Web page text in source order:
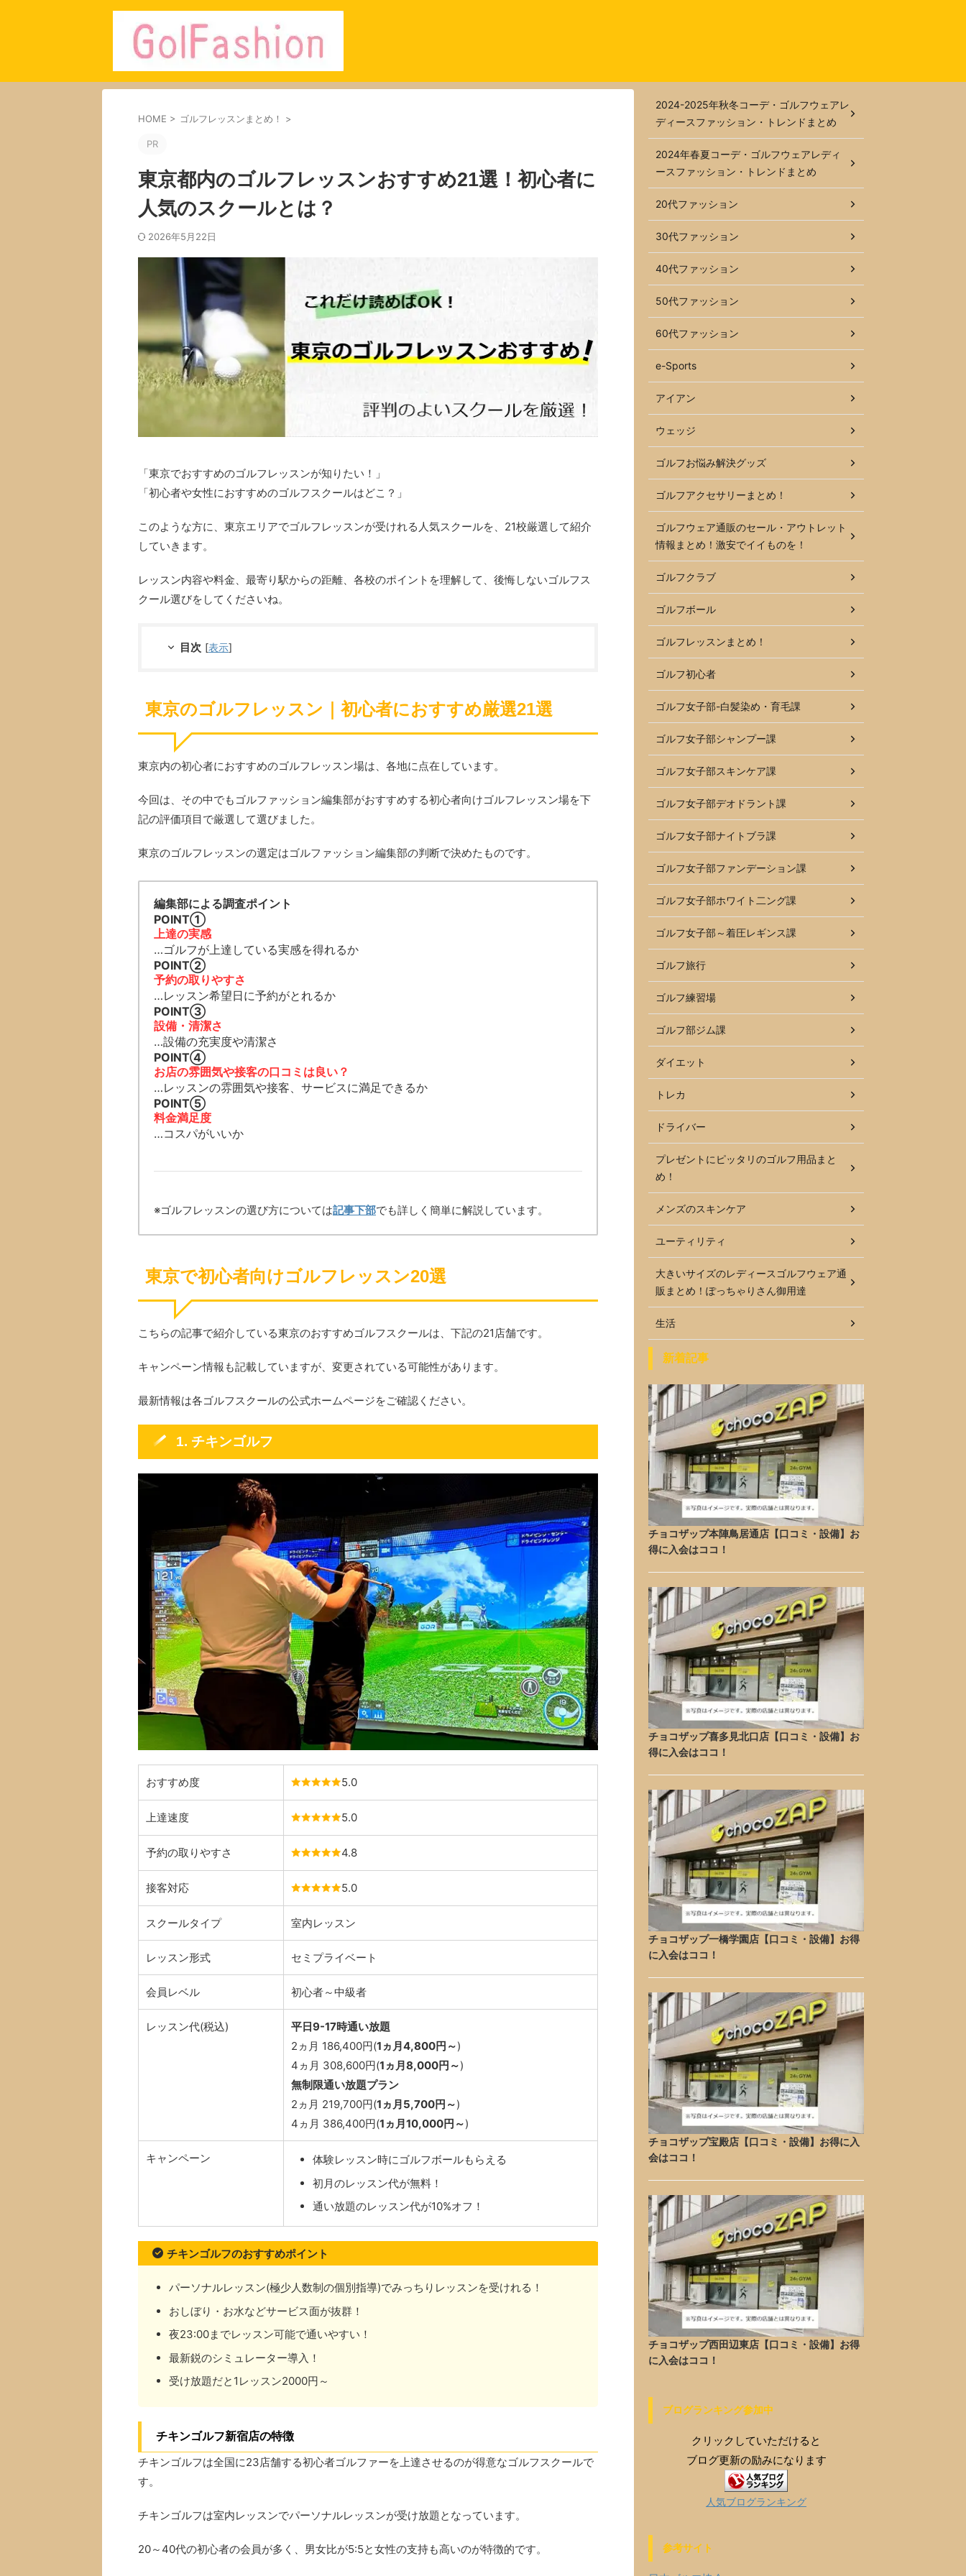
HOME > ゴルフレッスンまとめ！ >
PR
東京都内のゴルフレッスンおすすめ21選！初心者に
人気のスクールとは？
2026年5月22日
「東京でおすすめのゴルフレッスンが知りたい！」
「初心者や女性におすすめのゴルフスクールはどこ？」
このような方に、東京エリアでゴルフレッスンが受けれる人気スクールを、21校厳選して紹介
していきます。
レッスン内容や料金、最寄り駅からの距離、各校のポイントを理解して、後悔しないゴルフス
クール選びをしてくださいね。
目次 [表示]
東京のゴルフレッスン｜初心者におすすめ厳選21選
東京内の初心者におすすめのゴルフレッスン場は、各地に点在しています。
今回は、その中でもゴルファッション編集部がおすすめする初心者向けゴルフレッスン場を下
記の評価項目で厳選して選びました。
東京のゴルフレッスンの選定はゴルファッション編集部の判断で決めたものです。
編集部による調査ポイント
POINT➀
上達の実感
…ゴルフが上達している実感を得れるか
POINT➁
予約の取りやすさ
…レッスン希望日に予約がとれるか
POINT➂
設備・清潔さ
…設備の充実度や清潔さ
POINT④
お店の雰囲気や接客の口コミは良い？
…レッスンの雰囲気や接客、サービスに満足できるか
POINT➄
料金満足度
…コスパがいいか
※ゴルフレッスンの選び方については記事下部でも詳しく簡単に解説しています。
東京で初心者向けゴルフレッスン20選
こちらの記事で紹介している東京のおすすめゴルフスクールは、下記の21店舗です。
キャンペーン情報も記載していますが、変更されている可能性があります。
最新情報は各ゴルフスクールの公式ホームページをご確認ください。
1. チキンゴルフ
おすすめ度 5.0
上達速度 5.0
予約の取りやすさ 4.8
接客対応 5.0
スクールタイプ 室内レッスン
レッスン形式 セミプライベート
会員レベル 初心者～中級者
レッスン代(税込)
平日9-17時通い放題
2ヵ月 186,400円(1ヵ月4,800円～)
4ヵ月 308,600円(1ヵ月8,000円～)
無制限通い放題プラン
2ヵ月 219,700円(1ヵ月5,700円～)
4ヵ月 386,400円(1ヵ月10,000円～)
キャンペーン
体験レッスン時にゴルフボールもらえる
初月のレッスン代が無料！
通い放題のレッスン代が10%オフ！
チキンゴルフのおすすめポイント
パーソナルレッスン(極少人数制の個別指導)でみっちりレッスンを受けれる！
おしぼり・お水などサービス面が抜群！
夜23:00までレッスン可能で通いやすい！
最新鋭のシミュレーター導入！
受け放題だと1レッスン2000円～
チキンゴルフ新宿店の特徴
チキンゴルフは全国に23店舗する初心者ゴルファーを上達させるのが得意なゴルフスクールで
す。
チキンゴルフは室内レッスンでパーソナルレッスンが受け放題となっています。
20～40代の初心者の会員が多く、男女比が5:5と女性の支持も高いのが特徴的です。
2024-2025年秋冬コーデ・ゴルフウェアレ
ディースファッション・トレンドまとめ
2024年春夏コーデ・ゴルフウェアレディ
ースファッション・トレンドまとめ
20代ファッション
30代ファッション
40代ファッション
50代ファッション
60代ファッション
e-Sports
アイアン
ウェッジ
ゴルフお悩み解決グッズ
ゴルフアクセサリーまとめ！
ゴルフウェア通販のセール・アウトレット
情報まとめ！激安でイイものを！
ゴルフクラブ
ゴルフボール
ゴルフレッスンまとめ！
ゴルフ初心者
ゴルフ女子部-白髪染め・育毛課
ゴルフ女子部シャンプー課
ゴルフ女子部スキンケア課
ゴルフ女子部デオドラント課
ゴルフ女子部ナイトブラ課
ゴルフ女子部ファンデーション課
ゴルフ女子部ホワイト二ング課
ゴルフ女子部～着圧レギンス課
ゴルフ旅行
ゴルフ練習場
ゴルフ部ジム課
ダイエット
トレカ
ドライバー
プレゼントにピッタリのゴルフ用品まと
め！
メンズのスキンケア
ユーティリティ
大きいサイズのレディースゴルフウェア通
販まとめ！ぽっちゃりさん御用達
生活
新着記事
チョコザップ本陣鳥居通店【口コミ・設備】お
得に入会はココ！
チョコザップ喜多見北口店【口コミ・設備】お
得に入会はココ！
チョコザップ一橋学園店【口コミ・設備】お得
に入会はココ！
チョコザップ宝殿店【口コミ・設備】お得に入
会はココ！
チョコザップ西田辺東店【口コミ・設備】お得
に入会はココ！
ブログランキング参加中
クリックしていただけると
ブログ更新の励みになります
人気ブログランキング
参考サイト